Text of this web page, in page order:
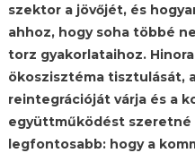
szektor a jövőjét, és
ahhoz, hogy soha többé
torz gyakorlataihoz.
ökoszisztéma tisztulását,
reintegrációját várja és a
együttműködést szeretné
legfontosabb: hogy a